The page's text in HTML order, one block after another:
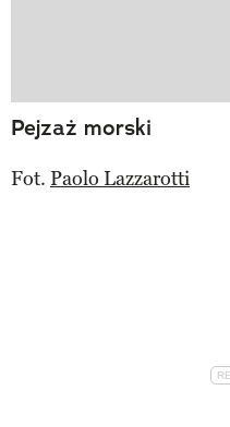
Pejzaż morski
Fot. Paolo Lazzarotti